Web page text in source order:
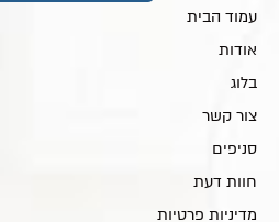
עמוד הבית
אודות
בלוג
צור קשר
סניפים
חוות דעת
מדיניות פרטיות